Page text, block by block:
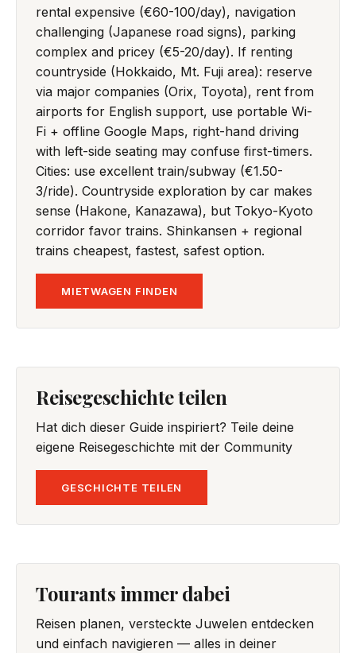
rental expensive (€60-100/day), navigation
challenging (Japanese road signs), parking
complex and pricey (€5-20/day). If renting
countryside (Hokkaido, Mt. Fuji area): reserve
via major companies (Orix, Toyota), rent from
airports for English support, use portable Wi-
Fi + offline Google Maps, right-hand driving
with left-side seating may confuse first-timers.
Cities: use excellent train/subway (€1.50-
3/ride). Countryside exploration by car makes
sense (Hakone, Kanazawa), but Tokyo-Kyoto
corridor favor trains. Shinkansen + regional
trains cheapest, fastest, safest option.
MIETWAGEN FINDEN
Reisegeschichte teilen
Hat dich dieser Guide inspiriert? Teile deine
eigene Reisegeschichte mit der Community
GESCHICHTE TEILEN
Tourants immer dabei
Reisen planen, versteckte Juwelen entdecken
und einfach navigieren — alles in deiner